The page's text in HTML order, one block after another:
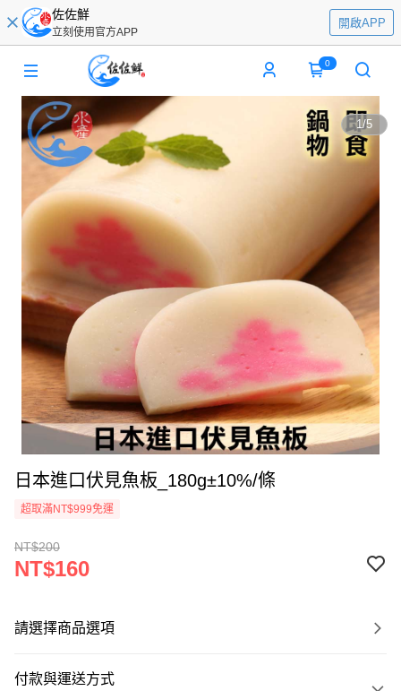
佐佐鮮
立刻使用官方APP
開啟APP
0
1/5
日本進口伏見魚板_180g±10%/條
超取滿NT$999免運
NT$200
NT$160
請選擇商品選項
付款與運送方式